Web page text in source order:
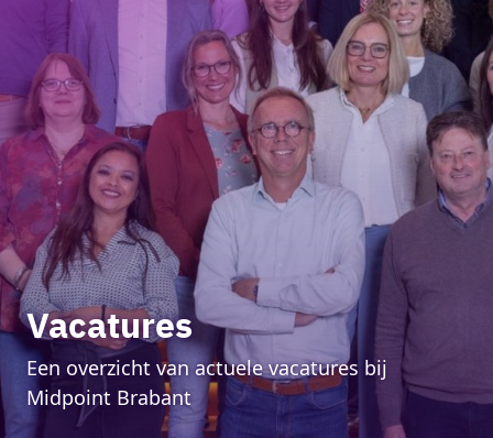
Vacatures
Een overzicht van actuele vacatures bij
Midpoint Brabant